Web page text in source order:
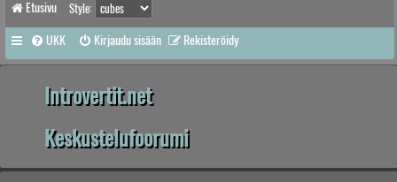
Etusivu Style:
UKK Kirjaudu sisään Rekisteröidy
Introvertit.net
Keskustelufoorumi